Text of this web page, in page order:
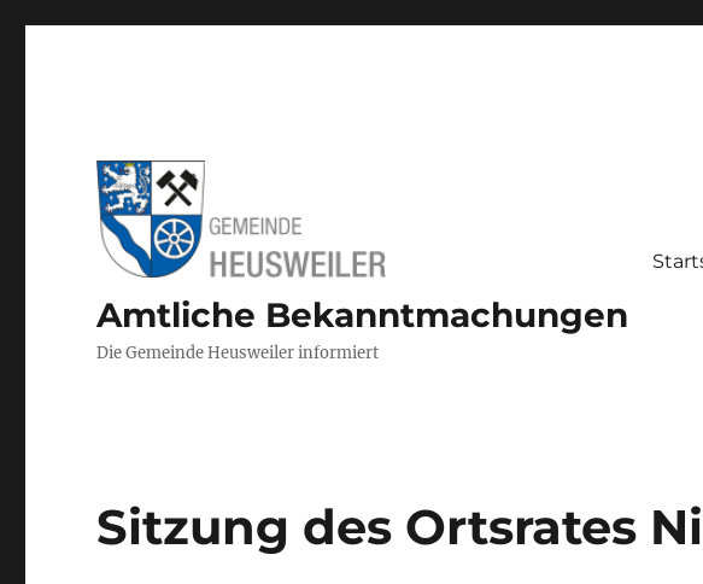
Amtliche Bekanntmachungen
Die Gemeinde Heusweiler informiert
Sitzung des Ortsrates